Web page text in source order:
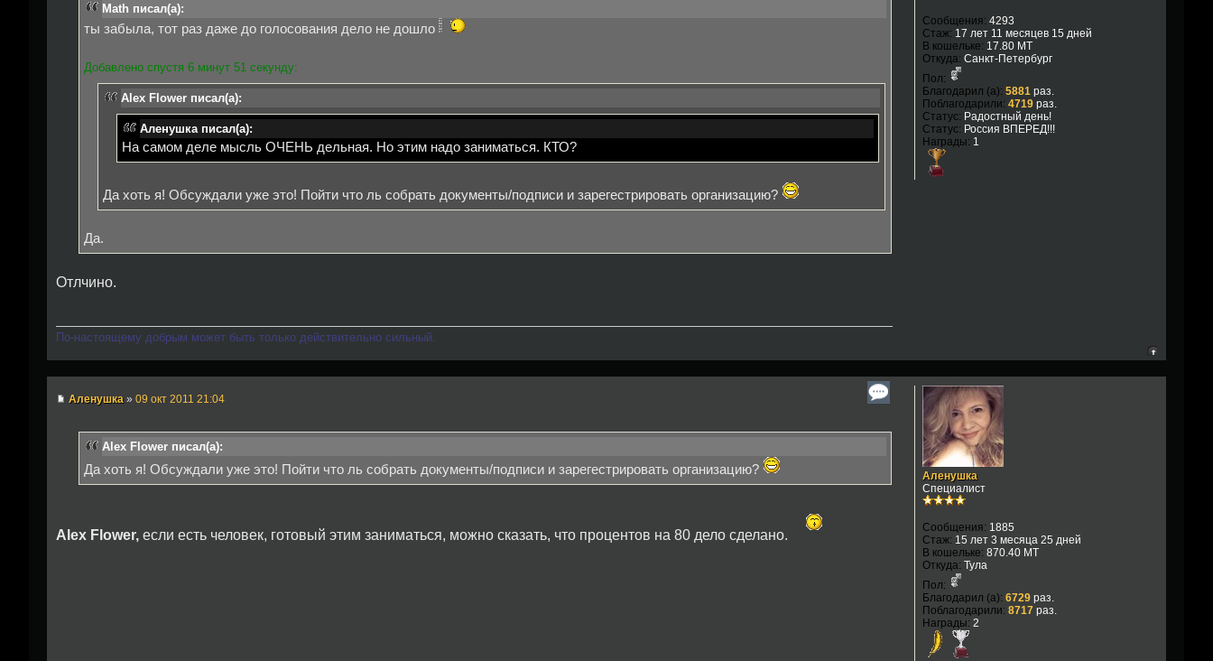
Math писал(а):
ты забыла, тот раз даже до голосования дело не дошло
Добавлено спустя 6 минут 51 секунду:
Alex Flower писал(а):
Аленушка писал(а):
На самом деле мысль ОЧЕНЬ дельная. Но этим надо заниматься. КТО?
Да хоть я! Обсуждали уже это! Пойти что ль собрать документы/подписи и зарегестрировать организацию?
Да.
Отлчино.
По-настоящему добрым может быть только действительно сильный.
Сообщения: 4293
Стаж: 17 лет 11 месяцев 15 дней
В кошельке: 17.80 MT
Откуда: Санкт-Петербург
Пол:
Благодарил (а): 5881раз.
Поблагодарили: 4719раз.
Статус: Радостный день!
Статус: Россия ВПЕРЕД!!!
Награды: 1
Аленушка » 09 окт 2011 21:04
Alex Flower писал(а):
Да хоть я! Обсуждали уже это! Пойти что ль собрать документы/подписи и зарегестрировать организацию?
Alex Flower, если есть человек, готовый этим заниматься, можно сказать, что процентов на 80 дело сделано.
Аленушка
Специалист
Сообщения: 1885
Стаж: 15 лет 3 месяца 25 дней
В кошельке: 870.40 MT
Откуда: Тула
Пол:
Благодарил (а): 6729раз.
Поблагодарили: 8717раз.
Награды: 2